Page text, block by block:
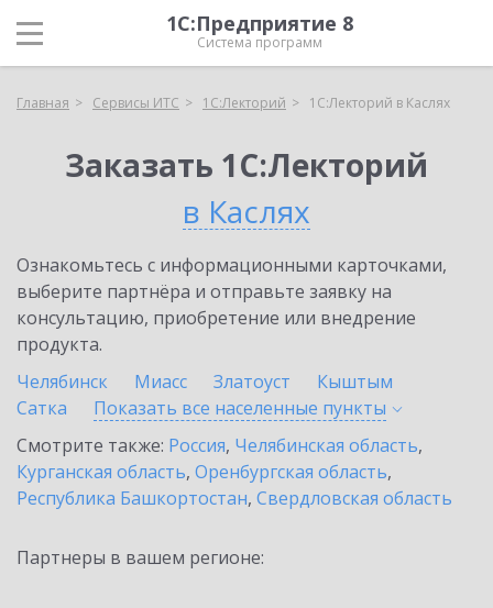
1С:Предприятие 8
Система программ
Главная Сервисы ИТС 1С:Лекторий 1С:Лекторий в Каслях
Заказать 1С:Лекторий
в Каслях
Ознакомьтесь с информационными карточками,
выберите партнёра и отправьте заявку на
консультацию, приобретение или внедрение
продукта.
Челябинск
Миасс Златоуст
Кыштым
Сатка
Показать все населенные пункты
Смотрите также: Россия, Челябинская область,
Курганская область, Оренбургская область,
Республика Башкортостан, Свердловская область
Партнеры в вашем регионе: